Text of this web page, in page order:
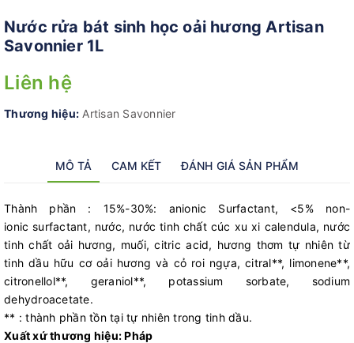
Nước rửa bát sinh học oải hương Artisan
Savonnier 1L
Liên hệ
Thương hiệu: Artisan Savonnier
MÔ TẢ CAM KẾT ĐÁNH GIÁ SẢN PHẨM
Thành phần : 15%-30%: anionic Surfactant, <5% non-
ionic surfactant, nước, nước tinh chất cúc xu xi calendula, nước
tinh chất oải hương, muối, citric acid, hương thơm tự nhiên từ
tinh dầu hữu cơ oải hương và cỏ roi ngựa, citral**, limonene**,
citronellol**, geraniol**, potassium sorbate, sodium
dehydroacetate.
** : thành phần tồn tại tự nhiên trong tinh dầu.
Xuất xứ thương hiệu: Pháp